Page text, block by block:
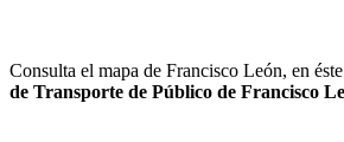
Consulta el mapa de Francisco León, en
de Transporte de Público de Francisco